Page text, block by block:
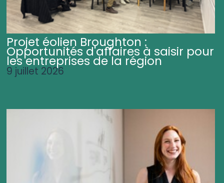
Projet éolien Broughton :
Opportunités d'affaires à saisir pour
les entreprises de la région
9 juillet 2026